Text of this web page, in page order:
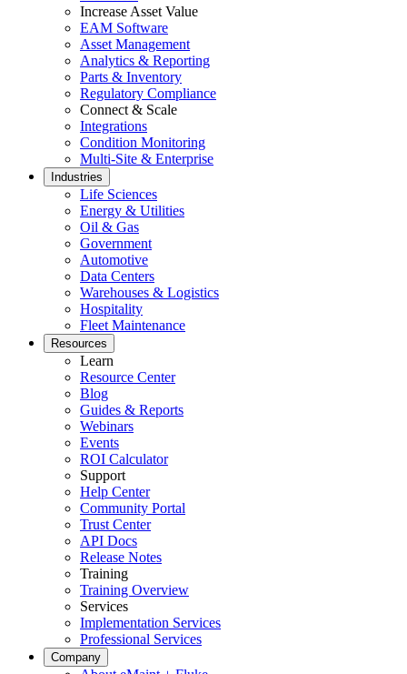
Aplicación Móvil
Experiencia del técnico de campo
Mantenimiento de Flotas
Material rodante, mantenimiento programado, piezas
Increase Asset Value
EAM Software
Asset Management
Analytics & Reporting
Parts & Inventory
Regulatory Compliance
Connect & Scale
Integrations
Condition Monitoring
Multi-Site & Enterprise
Industries
Life Sciences
Energy & Utilities
Oil & Gas
Government
Automotive
Data Centers
Warehouses & Logistics
Hospitality
Fleet Maintenance
Resources
Learn
Resource Center
Blog
Guides & Reports
Webinars
Events
ROI Calculator
Support
Help Center
Community Portal
Trust Center
API Docs
Release Notes
Training
Training Overview
Services
Implementation Services
Professional Services
Company